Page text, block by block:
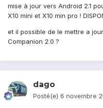
mise à jour vers Android 2.1
X10 mini et X10 min pro !
et il possible de le mettre a
Companion 2.0 ?
dago
Posté(e) 6 novembre